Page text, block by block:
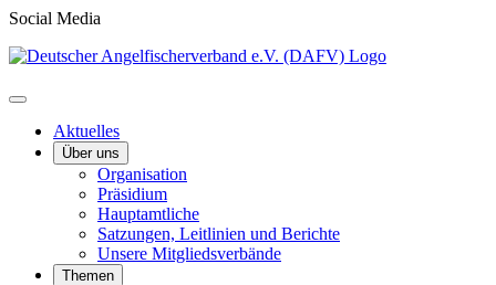
Social Media
Aktuelles
Über uns
Organisation
Präsidium
Hauptamtliche
Satzungen, Leitlinien und Berichte
Unsere Mitgliedsverbände
Themen